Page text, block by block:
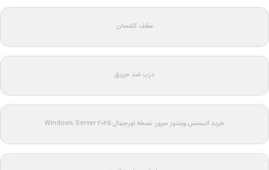
سقف کشسان
درب ضد حریق
خرید لایسنس ویندوز سرور: نسخه اورجینال Windows Server 2025